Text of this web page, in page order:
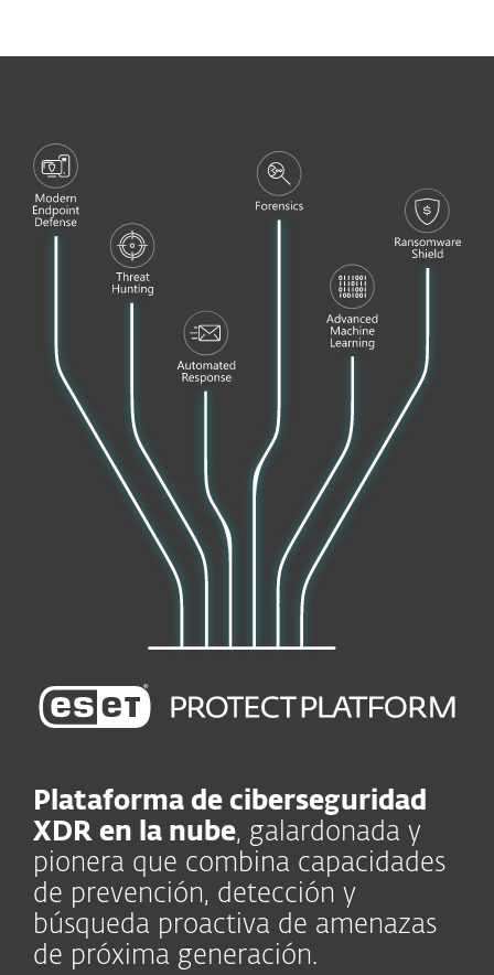
Plataforma de ciberseguridad
XDR en la nube, galardonada y
pionera que combina capacidades
de prevención, detección y
búsqueda proactiva de amenazas
de próxima generación.